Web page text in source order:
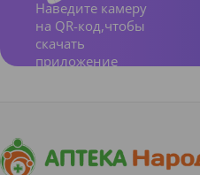
Наведите камеру
на QR-код,чтобы
скачать
приложение